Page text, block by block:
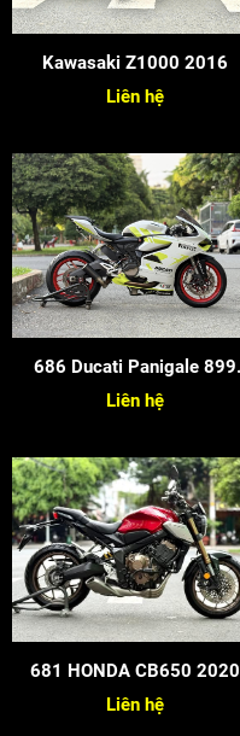
Kawasaki Z1000 2016
Liên hệ
686 Ducati Panigale 899
2015
Liên hệ
681 HONDA CB650 2020
Liên hệ